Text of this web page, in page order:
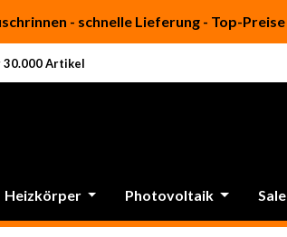
- schnelle Lieferung - Top-Preise
30.000 Artikel
Heizkörper Photovoltaik Sale